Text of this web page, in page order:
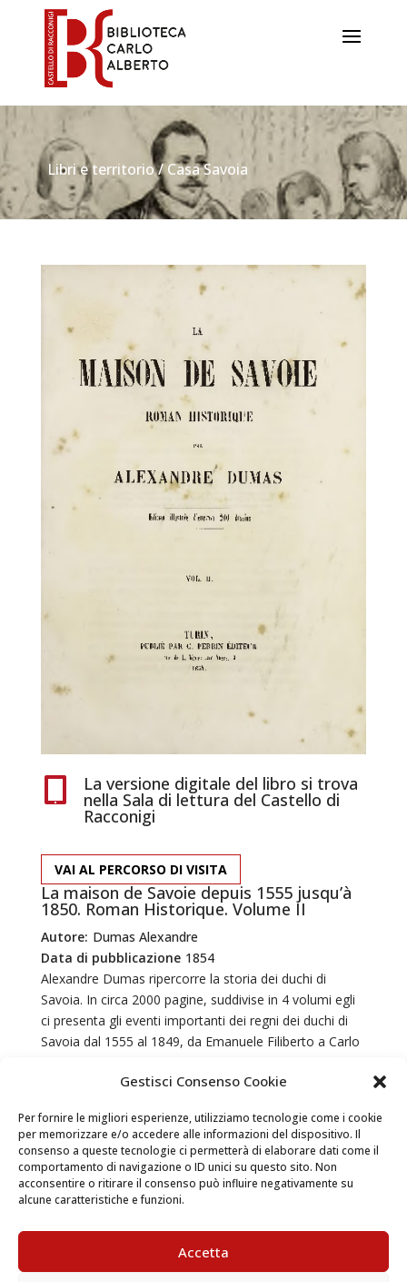
Gestisci Consenso Cookie
Per fornire le migliori esperienze, utilizziamo tecnologie come i cookie
per memorizzare e/o accedere alle informazioni del dispositivo. Il
consenso a queste tecnologie ci permetterà di elaborare dati come il
comportamento di navigazione o ID unici su questo sito. Non
acconsentire o ritirare il consenso può influire negativamente su
alcune caratteristiche e funzioni.
Accetta
Libri e territorio / Casa Savoia
La versione digitale del libro si trova
nella Sala di lettura del Castello di
Racconigi
VAI AL PERCORSO DI VISITA
La maison de Savoie depuis 1555 jusqu’à
1850. Roman Historique. Volume II
Autore: Dumas Alexandre
Data di pubblicazione 1854
Alexandre Dumas ripercorre la storia dei duchi di
Savoia. In circa 2000 pagine, suddivise in 4 volumi egli
ci presenta gli eventi importanti dei regni dei duchi di
Savoia dal 1555 al 1849, da Emanuele Filiberto a Carlo
vicende di Emanuele Filiberto e quelle del suo
“Grande”.
Le 12 janvier 1.J62, comme l’avait prédit Léona, la
princesse Marguerite accoucha heureusement, au